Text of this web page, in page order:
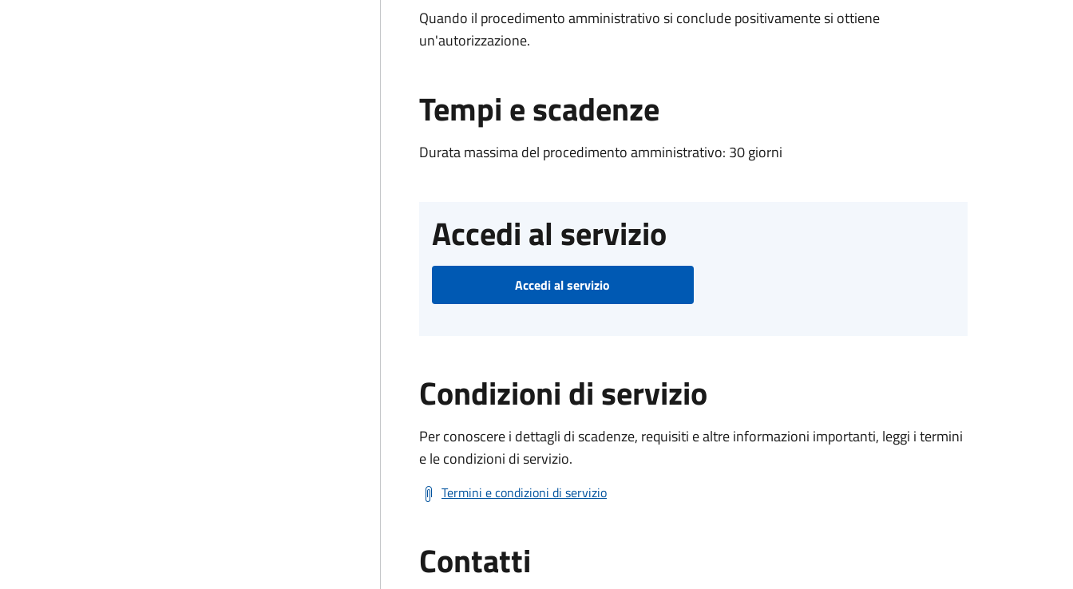
Quando il procedimento amministrativo si conclude positivamente si ottiene
un'autorizzazione.
Tempi e scadenze
Durata massima del procedimento amministrativo: 30 giorni
Accedi al servizio
Accedi al servizio
Condizioni di servizio
Per conoscere i dettagli di scadenze, requisiti e altre informazioni importanti, leggi i termini
e le condizioni di servizio.
Termini e condizioni di servizio
Contatti